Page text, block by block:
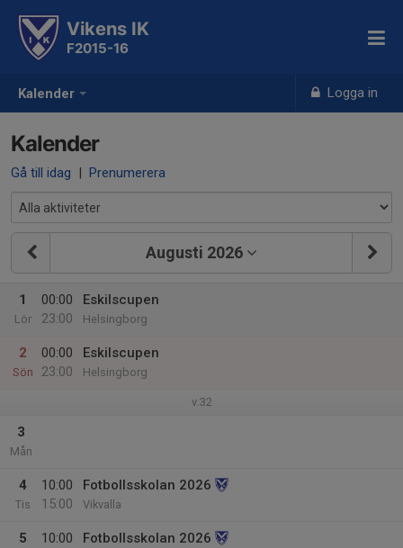
Kalender Logga in
Vikens IK
F2015-16
Kalender
Gå till idag | Prenumerera
Augusti 2026
1
Lör
00:00
23:00
Eskilscupen
Helsingborg
2
Sön
00:00
23:00
Eskilscupen
Helsingborg
v.32
3
Mån
4
Tis
10:00
15:00
Fotbollsskolan 2026
Vikvalla
5
10:00
Fotbollsskolan 2026